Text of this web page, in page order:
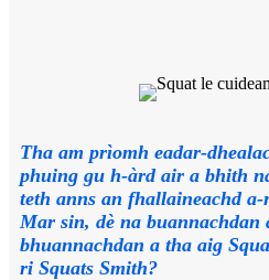
Tha am prìomh eadar-
phuing gu h-àrd air a bhith
teth anns an fhallaineachd a-
Mar sin, dè na buannachdan
bhuannachdan a tha aig
ri Squats Smith?